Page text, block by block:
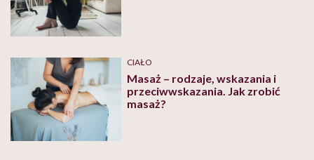
CIAŁO
Masaż – rodzaje, wskazania i
przeciwwskazania. Jak zrobić
masaż?